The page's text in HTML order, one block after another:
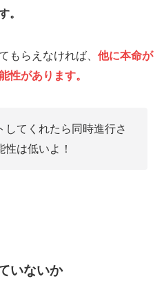
。
もらえなければ、 他に本命が
性があります。
してくれたら同時進行さ
性は低いよ！
いないか